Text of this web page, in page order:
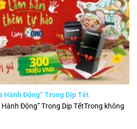
Hành Động” Trong Dịp Tết
Hành Động” Trong Dịp TếtTrong không